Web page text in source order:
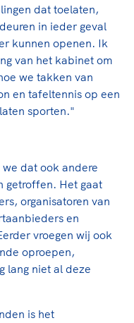
dat toelaten,
in ieder geval
kunnen openen. Ik
van het kabinet om
we takken van
en tafeltennis op een
sporten."
dat ook andere
getroffen. Het gaat
organisatoren van
en
vroegen wij ook
oproepen,
lang niet al deze
is het